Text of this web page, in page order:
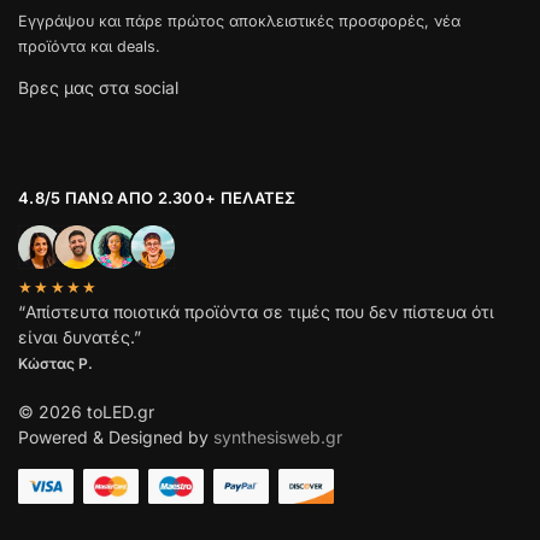
Εγγράψου και πάρε πρώτος αποκλειστικές προσφορές, νέα
προϊόντα και deals.
Βρες μας στα social
4.8/5 ΠΆΝΩ ΑΠΌ 2.300+ ΠΕΛΆΤΕΣ
★★★★★
“Απίστευτα ποιοτικά προϊόντα σε τιμές που δεν πίστευα ότι
είναι δυνατές.”
Κώστας Ρ.
© 2026 toLED.gr
Powered & Designed by synthesisweb.gr